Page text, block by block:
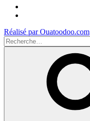
Réalisé par Ouatoodoo.com
Recherche
pour